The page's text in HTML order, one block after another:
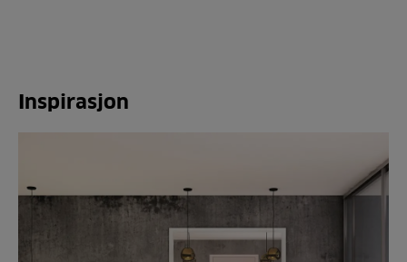
Inspirasjon